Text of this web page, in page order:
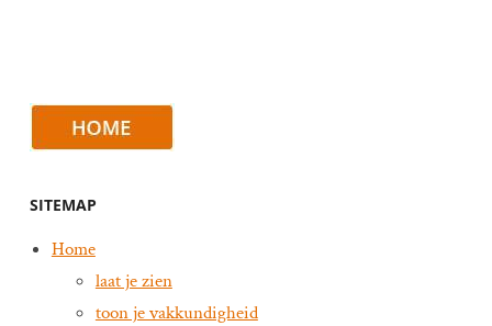
SITEMAP
Home
laat je zien
toon je vakkundigheid